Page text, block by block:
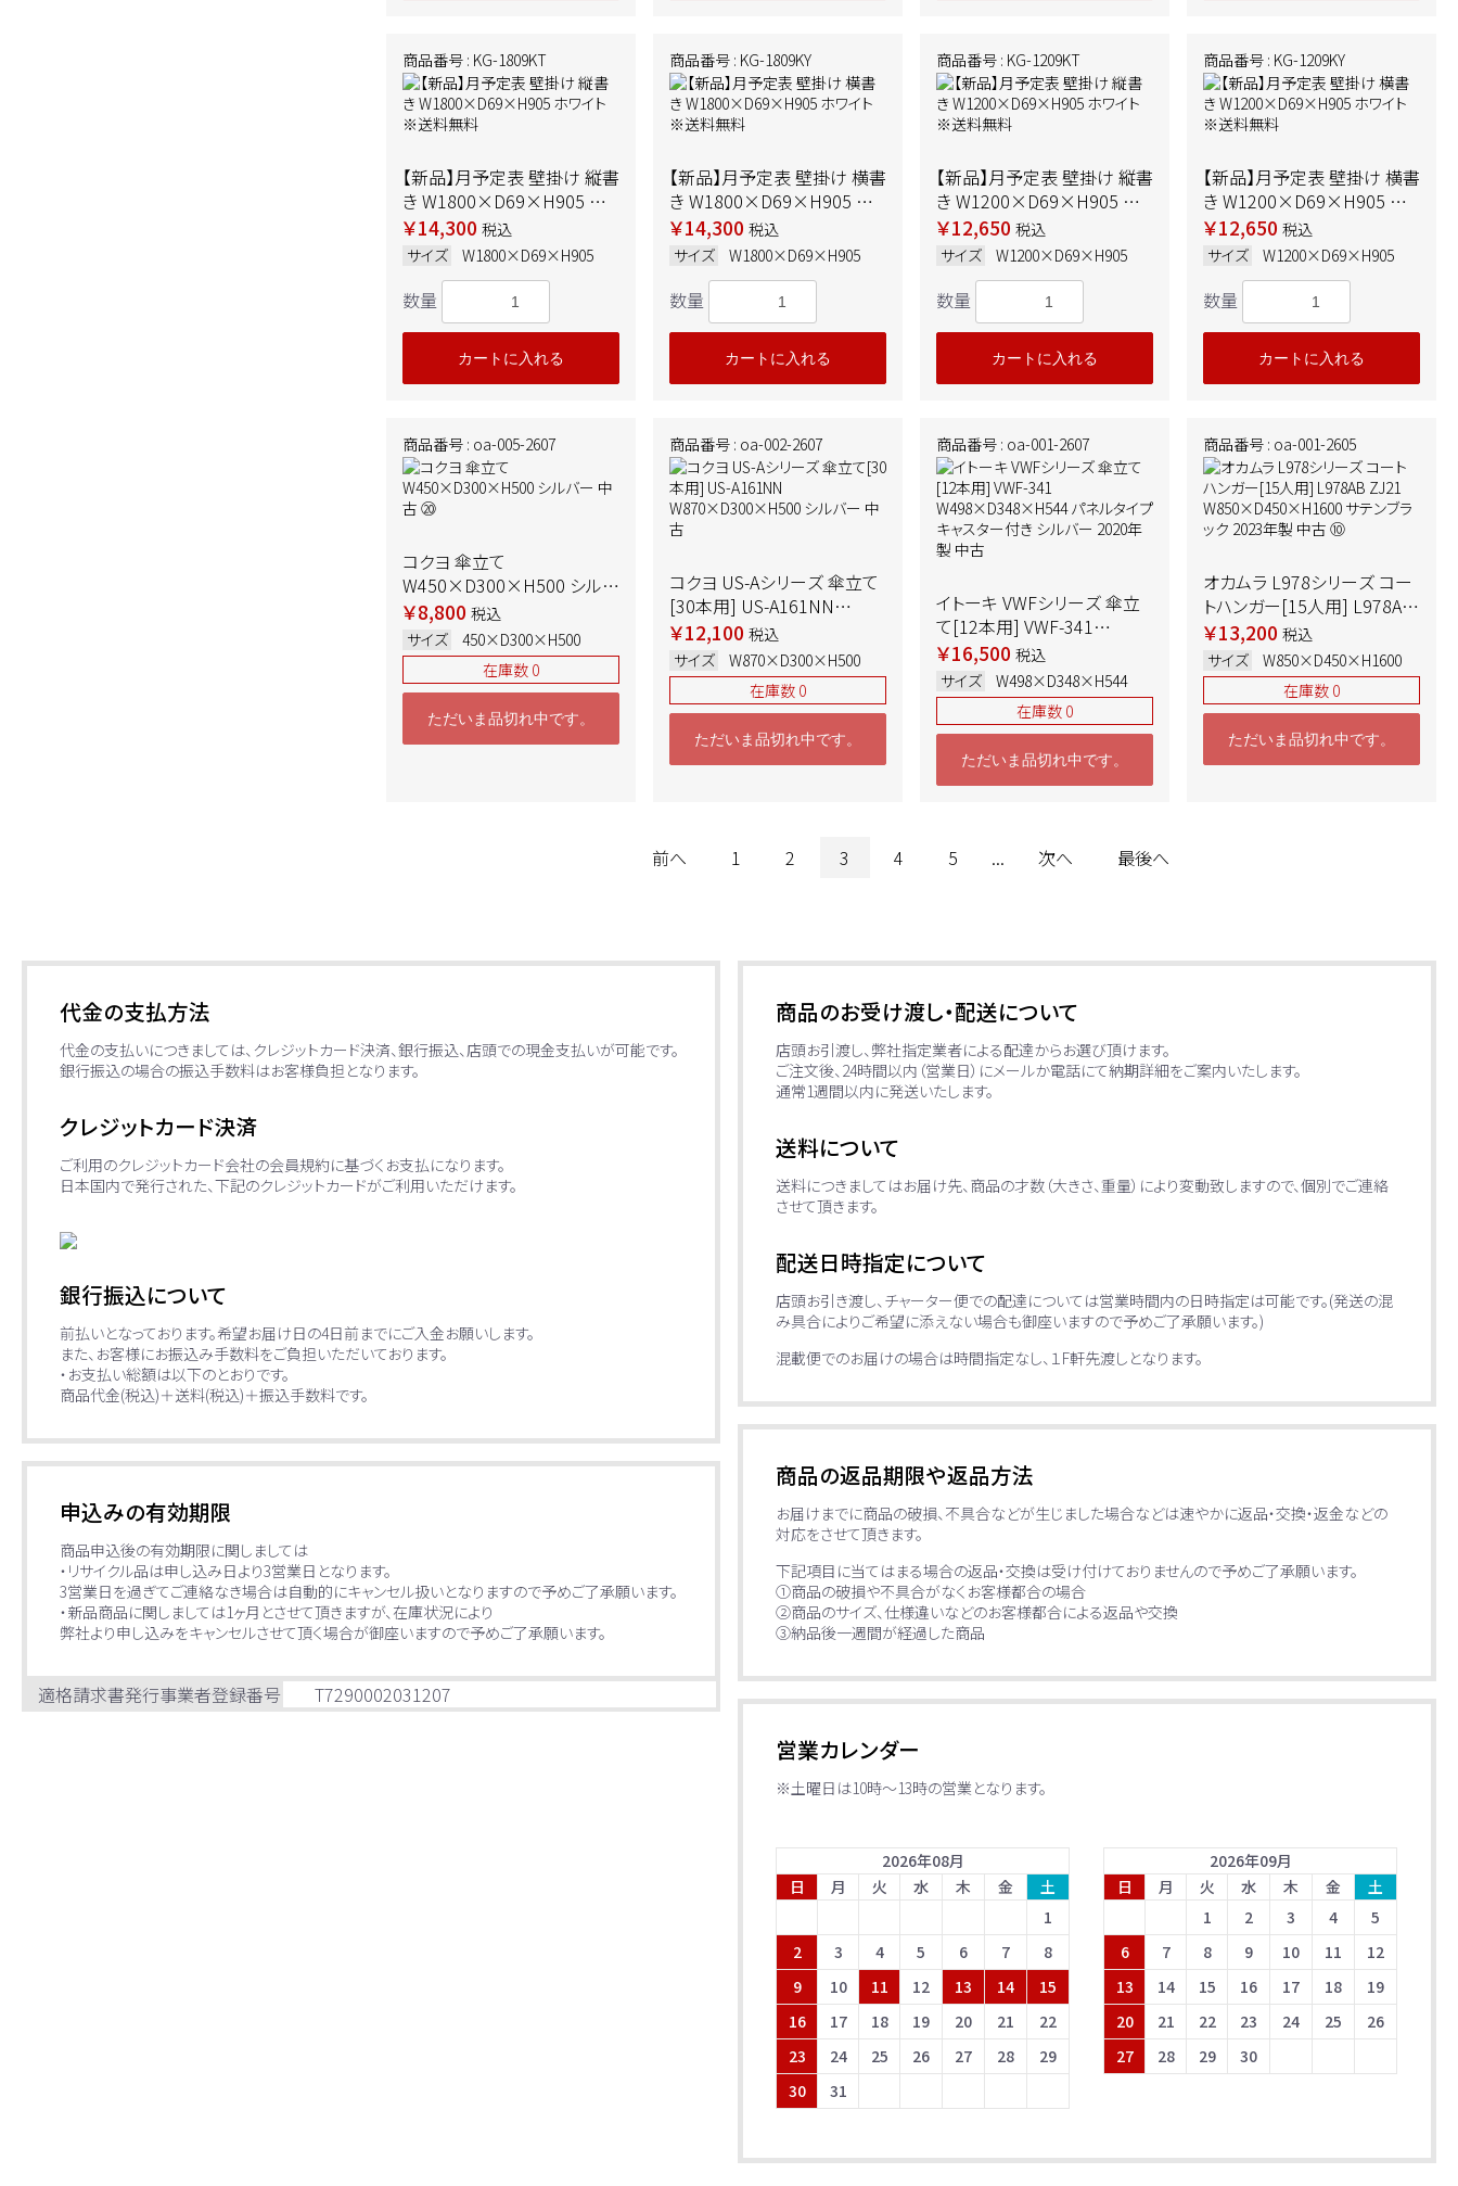
商品番号 : KG-1809KT
【新品】月予定表 壁掛け 縦書
き W1800×D69×H905 ホ
ワイト ※送料無料
￥14,300 税込
サイズ
W1800×D69×H905
数量
カートに入れる
商品番号 : KG-1809KY
【新品】月予定表 壁掛け 横書
き W1800×D69×H905 ホ
ワイト ※送料無料
￥14,300 税込
サイズ
W1800×D69×H905
数量
カートに入れる
商品番号 : KG-1209KT
【新品】月予定表 壁掛け 縦書
き W1200×D69×H905 ホ
ワイト ※送料無料
￥12,650 税込
サイズ
W1200×D69×H905
数量
カートに入れる
商品番号 : KG-1209KY
【新品】月予定表 壁掛け 横書
き W1200×D69×H905 ホ
ワイト ※送料無料
￥12,650 税込
サイズ
W1200×D69×H905
数量
カートに入れる
商品番号 : oa-005-2607
コクヨ 傘立て
W450×D300×H500 シルバ
ー 中古 ⑳
￥8,800 税込
サイズ
450×D300×H500
在庫数 0
ただいま品切れ中です。
商品番号 : oa-002-2607
コクヨ US-Aシリーズ 傘立て
[30本用] US-A161NN
W870×D300×H500 シルバ
ー 中古
￥12,100 税込
サイズ
W870×D300×H500
在庫数 0
ただいま品切れ中です。
商品番号 : oa-001-2607
イトーキ VWFシリーズ 傘立
て[12本用] VWF-341
W498×D348×H544 パネル
タイプ キャスター付き シルバ
ー 2020年製 中古
￥16,500 税込
サイズ
W498×D348×H544
在庫数 0
ただいま品切れ中です。
商品番号 : oa-001-2605
オカムラ L978シリーズ コー
トハンガー[15人用] L978AB
ZJ21 W850×D450×H1600
サテンブラック 2023年製 中
古 ➉
￥13,200 税込
サイズ
W850×D450×H1600
在庫数 0
ただいま品切れ中です。
前へ 1 2 3 4 5 ... 次へ 最後へ
代金の支払方法
代金の支払いにつきましては、クレジットカード決済、銀行振込、店頭での現金支払いが可能です。
銀行振込の場合の振込手数料はお客様負担となります。
クレジットカード決済
ご利用のクレジットカード会社の会員規約に基づくお支払になります。
日本国内で発行された、下記のクレジットカードがご利用いただけます。
銀行振込について
前払いとなっております。希望お届け日の4日前までにご入金お願いします。
また、お客様にお振込み手数料をご負担いただいております。
・お支払い総額は以下のとおりです。
商品代金(税込)＋送料(税込)＋振込手数料です。
商品のお受け渡し・配送について
店頭お引渡し、弊社指定業者による配達からお選び頂けます。
ご注文後、24時間以内（営業日）にメールか電話にて納期詳細をご案内いたします。
通常1週間以内に発送いたします。
送料について
送料につきましてはお届け先、商品の才数（大きさ、重量）により変動致しますので、個別でご連絡
させて頂きます。
配送日時指定について
店頭お引き渡し、チャーター便での配達については営業時間内の日時指定は可能です。(発送の混
み具合によりご希望に添えない場合も御座いますので予めご了承願います。)
混載便でのお届けの場合は時間指定なし、１F軒先渡しとなります。
商品の返品期限や返品方法
お届けまでに商品の破損、不具合などが生じました場合などは速やかに返品・交換・返金などの
対応をさせて頂きます。
下記項目に当てはまる場合の返品・交換は受け付けておりませんので予めご了承願います。
①商品の破損や不具合がなくお客様都合の場合
②商品のサイズ、仕様違いなどのお客様都合による返品や交換
③納品後一週間が経過した商品
申込みの有効期限
商品申込後の有効期限に関しましては
・リサイクル品は申し込み日より3営業日となります。
3営業日を過ぎてご連絡なき場合は自動的にキャンセル扱いとなりますので予めご了承願います。
・新品商品に関しましては1ヶ月とさせて頂きますが、在庫状況により
弊社より申し込みをキャンセルさせて頂く場合が御座いますので予めご了承願います。
適格請求書発行事業者登録番号 T7290002031207
営業カレンダー
※土曜日は10時～13時の営業となります。
2026年08月
日
月 火 水 木 金
土
1
2
3 4 5 6 7
8
9
10 11 12 13 14
15
16
17 18 19 20 21
22
23
24 25 26 27 28
29
30
31
2026年09月
日
月 火 水 木 金
土
1
2 3 4
5
6
7 8 9 10 11
12
13
14 15 16 17 18
19
20
21 22 23 24 25
26
27
28 29 30